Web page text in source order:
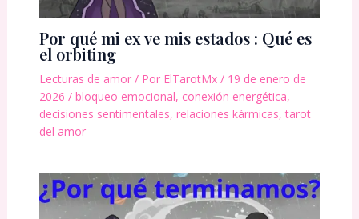
Por qué mi ex ve mis estados : Qué es
el orbiting
Lecturas de amor/ Por ElTarotMx / 19 de enero de
2026 / bloqueo emocional, conexión energética,
decisiones sentimentales, relaciones kármicas,tarot
del amor